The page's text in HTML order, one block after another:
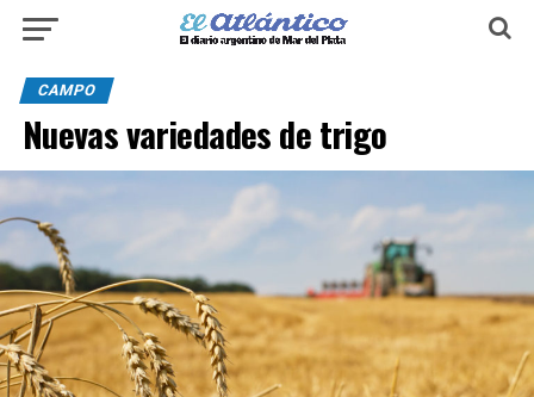
CAMPO
Nuevas variedades de trigo